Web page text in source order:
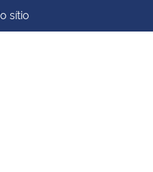
Controladoria-Geral da
sítio